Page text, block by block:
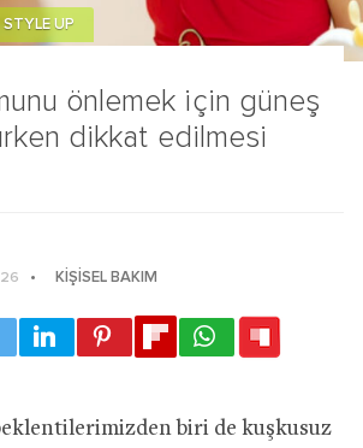
önlemek için güneş
dikkat edilmesi
STYLE UP
KIŞISEL BAKIM
biri de kuşkusuz